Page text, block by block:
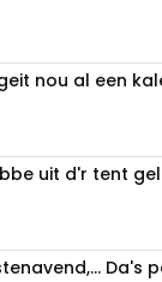
nou al een
uit d'r tent
Da's